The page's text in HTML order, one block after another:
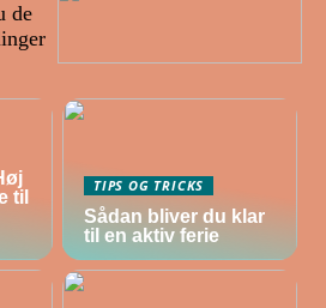
de
til
TIPS OG TRICKS
Sådan bliver du klar
til en aktiv ferie